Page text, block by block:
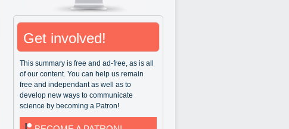
Get involved!
This summary is free and ad-free, as is all
of our content. You can help us remain
free and independant as well as to
develop new ways to communicate
science by becoming a Patron!